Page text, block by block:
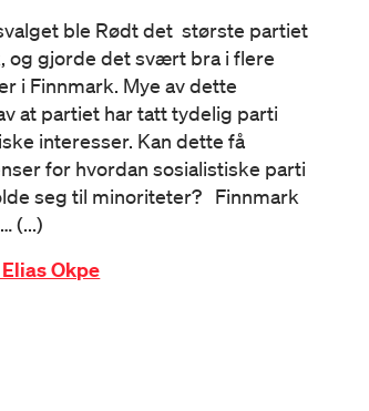
ble Rødt det største partiet
og gjorde det svært bra i flere
i Finnmark. Mye av dette
at partiet har tatt tydelig parti
interesser. Kan dette få
for hvordan sosialistiske parti
seg til minoriteter? Finnmark
(...)
Okpe